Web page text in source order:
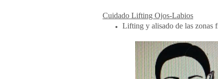
Cuidado Lifting Ojos-Labios
Lifting y alisado de las zonas